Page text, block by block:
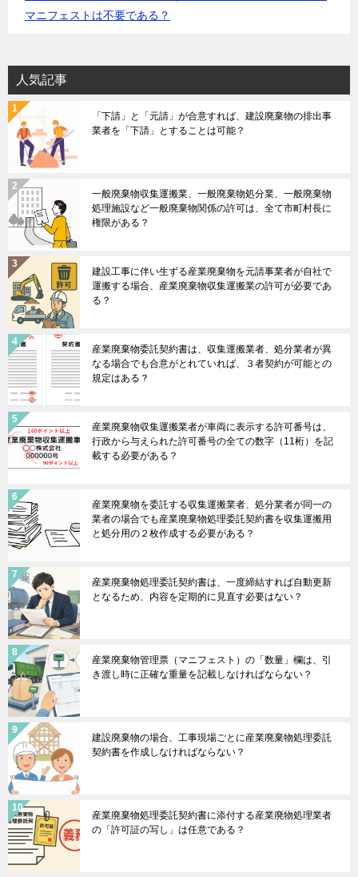
マニフェストは不要である？
人気記事
「下請」と「元請」が合意すれば、建設廃棄物の排出事
業者を「下請」とすることは可能？
一般廃棄物収集運搬業、一般廃棄物処分業、一般廃棄物
処理施設など一般廃棄物関係の許可は、全て市町村長に
権限がある？
建設工事に伴い生ずる産業廃棄物を元請事業者が自社で
運搬する場合、産業廃棄物収集運搬業の許可が必要であ
る？
産業廃棄物委託契約書は、収集運搬業者、処分業者が異
なる場合でも合意がとれていれば、３者契約が可能との
規定はある？
産業廃棄物収集運搬業者が車両に表示する許可番号は、
行政から与えられた許可番号の全ての数字（11桁）を記
載する必要がある？
産業廃棄物を委託する収集運搬業者、処分業者が同一の
業者の場合でも産業廃棄物処理委託契約書を収集運搬用
と処分用の２枚作成する必要がある？
産業廃棄物処理委託契約書は、一度締結すれば自動更新
となるため、内容を定期的に見直す必要はない？
産業廃棄物管理票（マニフェスト）の「数量」欄は、引
き渡し時に正確な重量を記載しなければならない？
建設廃棄物の場合、工事現場ごとに産業廃棄物処理委託
契約書を作成しなければならない？
産業廃棄物処理委託契約書に添付する産業廃物処理業者
の「許可証の写し」は任意である？